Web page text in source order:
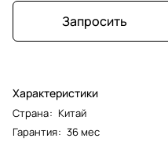
Запросить
Характеристики
Страна: Китай
Гарантия: 36 мес